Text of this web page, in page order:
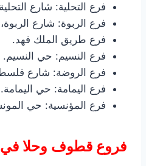
فرع التحلية: شارع
فرع الربوة: شارع
فرع طريق الملك فهد.
فرع النسيم: حي النسيم.
فرع الروضة: شارع
فرع اليمامة: حي اليمامة.
فرع المؤنسية: حي
فروع قطوف وحلا في